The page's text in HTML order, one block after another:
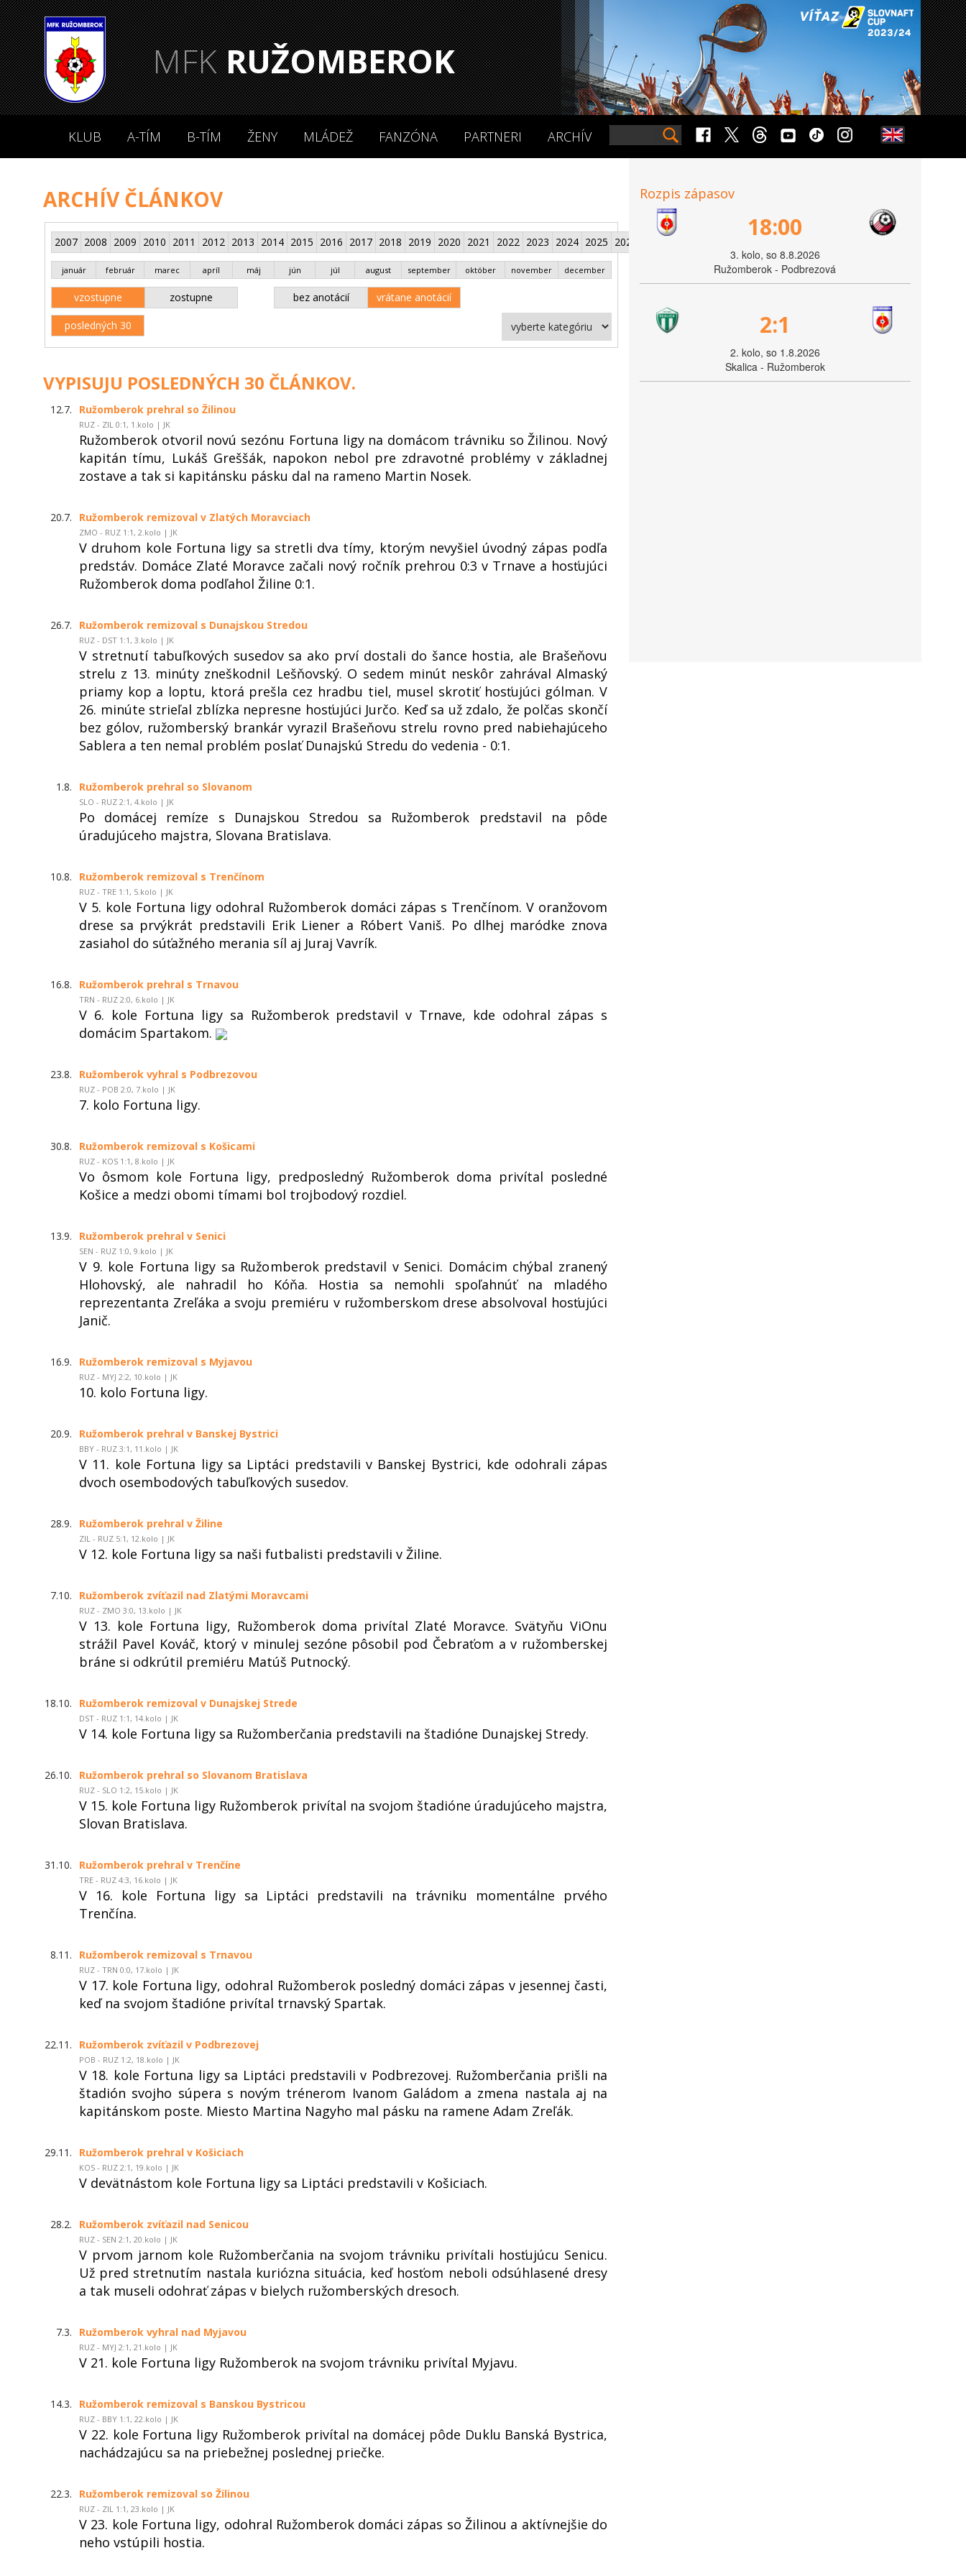
MFKRUŽOMBEROK
KLUB A-TÍM B-TÍM ŽENY MLÁDEŽ FANZÓNA PARTNERI ARCHÍV
ARCHÍV ČLÁNKOV
2007 2008 2009 2010 2011 2012 2013 2014 2015 2016 2017 2018 2019 2020 2021 2022 2023 2024 2025 2026
január február marec apríl máj jún júl august september október november december
vzostupne zostupne bez anotácií vrátane anotácií
posledných 30
VYPISUJU POSLEDNÝCH 30 ČLÁNKOV.
12.7. Ružomberok prehral so Žilinou
RUZ - ZIL 0:1, 1.kolo | JK
Ružomberok otvoril novú sezónu Fortuna ligy na domácom trávniku so Žilinou. Nový
kapitán tímu, Lukáš Greššák, napokon nebol pre zdravotné problémy v základnej
zostave a tak si kapitánsku pásku dal na rameno Martin Nosek.
20.7. Ružomberok remizoval v Zlatých Moravciach
ZMO - RUZ 1:1, 2.kolo | JK
V druhom kole Fortuna ligy sa stretli dva tímy, ktorým nevyšiel úvodný zápas podľa
predstáv. Domáce Zlaté Moravce začali nový ročník prehrou 0:3 v Trnave a hosťujúci
Ružomberok doma podľahol Žiline 0:1.
26.7. Ružomberok remizoval s Dunajskou Stredou
RUZ - DST 1:1, 3.kolo | JK
V stretnutí tabuľkových susedov sa ako prví dostali do šance hostia, ale Brašeňovu
strelu z 13. minúty zneškodnil Lešňovský. O sedem minút neskôr zahrával Almaský
priamy kop a loptu, ktorá prešla cez hradbu tiel, musel skrotiť hosťujúci gólman. V
26. minúte strieľal zblízka nepresne hosťujúci Jurčo. Keď sa už zdalo, že polčas skončí
bez gólov, ružomberský brankár vyrazil Brašeňovu strelu rovno pred nabiehajúceho
Sablera a ten nemal problém poslať Dunajskú Stredu do vedenia - 0:1.
1.8. Ružomberok prehral so Slovanom
SLO - RUZ 2:1, 4.kolo | JK
Po domácej remíze s Dunajskou Stredou sa Ružomberok predstavil na pôde
úradujúceho majstra, Slovana Bratislava.
10.8. Ružomberok remizoval s Trenčínom
RUZ - TRE 1:1, 5.kolo | JK
V 5. kole Fortuna ligy odohral Ružomberok domáci zápas s Trenčínom. V oranžovom
drese sa prvýkrát predstavili Erik Liener a Róbert Vaniš. Po dlhej maródke znova
zasiahol do súťažného merania síl aj Juraj Vavrík.
16.8. Ružomberok prehral s Trnavou
TRN - RUZ 2:0, 6.kolo | JK
V 6. kole Fortuna ligy sa Ružomberok predstavil v Trnave, kde odohral zápas s
domácim Spartakom.
23.8. Ružomberok vyhral s Podbrezovou
RUZ - POB 2:0, 7.kolo | JK
7. kolo Fortuna ligy.
30.8. Ružomberok remizoval s Košicami
RUZ - KOS 1:1, 8.kolo | JK
Vo ôsmom kole Fortuna ligy, predposledný Ružomberok doma privítal posledné
Košice a medzi obomi tímami bol trojbodový rozdiel.
13.9. Ružomberok prehral v Senici
SEN - RUZ 1:0, 9.kolo | JK
V 9. kole Fortuna ligy sa Ružomberok predstavil v Senici. Domácim chýbal zranený
Hlohovský, ale nahradil ho Kóňa. Hostia sa nemohli spoľahnúť na mladého
reprezentanta Zreľáka a svoju premiéru v ružomberskom drese absolvoval hosťujúci
Janič.
16.9. Ružomberok remizoval s Myjavou
RUZ - MYJ 2:2, 10.kolo | JK
10. kolo Fortuna ligy.
20.9. Ružomberok prehral v Banskej Bystrici
BBY - RUZ 3:1, 11.kolo | JK
V 11. kole Fortuna ligy sa Liptáci predstavili v Banskej Bystrici, kde odohrali zápas
dvoch osembodových tabuľkových susedov.
28.9. Ružomberok prehral v Žiline
ZIL - RUZ 5:1, 12.kolo | JK
V 12. kole Fortuna ligy sa naši futbalisti predstavili v Žiline.
7.10. Ružomberok zvíťazil nad Zlatými Moravcami
RUZ - ZMO 3:0, 13.kolo | JK
V 13. kole Fortuna ligy, Ružomberok doma privítal Zlaté Moravce. Svätyňu ViOnu
strážil Pavel Kováč, ktorý v minulej sezóne pôsobil pod Čebraťom a v ružomberskej
bráne si odkrútil premiéru Matúš Putnocký.
18.10. Ružomberok remizoval v Dunajskej Strede
DST - RUZ 1:1, 14.kolo | JK
V 14. kole Fortuna ligy sa Ružomberčania predstavili na štadióne Dunajskej Stredy.
26.10. Ružomberok prehral so Slovanom Bratislava
RUZ - SLO 1:2, 15.kolo | JK
V 15. kole Fortuna ligy Ružomberok privítal na svojom štadióne úradujúceho majstra,
Slovan Bratislava.
31.10. Ružomberok prehral v Trenčíne
TRE - RUZ 4:3, 16.kolo | JK
V 16. kole Fortuna ligy sa Liptáci predstavili na trávniku momentálne prvého
Trenčína.
8.11. Ružomberok remizoval s Trnavou
RUZ - TRN 0:0, 17.kolo | JK
V 17. kole Fortuna ligy, odohral Ružomberok posledný domáci zápas v jesennej časti,
keď na svojom štadióne privítal trnavský Spartak.
22.11. Ružomberok zvíťazil v Podbrezovej
POB - RUZ 1:2, 18.kolo | JK
V 18. kole Fortuna ligy sa Liptáci predstavili v Podbrezovej. Ružomberčania prišli na
štadión svojho súpera s novým trénerom Ivanom Galádom a zmena nastala aj na
kapitánskom poste. Miesto Martina Nagyho mal pásku na ramene Adam Zreľák.
29.11. Ružomberok prehral v Košiciach
KOS - RUZ 2:1, 19.kolo | JK
V devätnástom kole Fortuna ligy sa Liptáci predstavili v Košiciach.
28.2. Ružomberok zvíťazil nad Senicou
RUZ - SEN 2:1, 20.kolo | JK
V prvom jarnom kole Ružomberčania na svojom trávniku privítali hosťujúcu Senicu.
Už pred stretnutím nastala kuriózna situácia, keď hosťom neboli odsúhlasené dresy
a tak museli odohrať zápas v bielych ružomberských dresoch.
7.3. Ružomberok vyhral nad Myjavou
RUZ - MYJ 2:1, 21.kolo | JK
V 21. kole Fortuna ligy Ružomberok na svojom trávniku privítal Myjavu.
14.3. Ružomberok remizoval s Banskou Bystricou
RUZ - BBY 1:1, 22.kolo | JK
V 22. kole Fortuna ligy Ružomberok privítal na domácej pôde Duklu Banská Bystrica,
nachádzajúcu sa na priebežnej poslednej priečke.
22.3. Ružomberok remizoval so Žilinou
RUZ - ZIL 1:1, 23.kolo | JK
V 23. kole Fortuna ligy, odohral Ružomberok domáci zápas so Žilinou a aktívnejšie do
neho vstúpili hostia.
Rozpis zápasov
18:00
3. kolo, so 8.8.2026
Ružomberok - Podbrezová
2:1
2. kolo, so 1.8.2026
Skalica - Ružomberok